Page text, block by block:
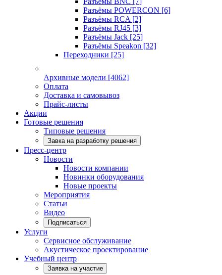
Разъёмы POWERCON [6]
Разъёмы RCA [2]
Разъёмы RJ45 [3]
Разъёмы Jack [25]
Разъёмы Speakon [32]
Переходники [25]
Архивные модели [4062]
Оплата
Доставка и самовывоз
Прайс-листы
Акции
Готовые решения
Типовые решения
Завка на разработку решения
Пресс-центр
Новости
Новости компании
Новинки оборудования
Новые проекты
Мероприятия
Статьи
Видео
Подписаться
Услуги
Сервисное обслуживание
Акустическое проектирование
Учебный центр
Заявка на участие